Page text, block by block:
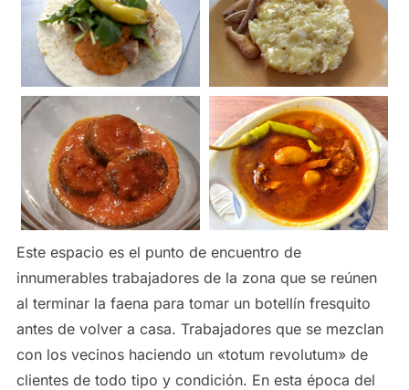
Este espacio es el punto de encuentro de
innumerables trabajadores de la zona que se reúnen
al terminar la faena para tomar un botellín fresquito
antes de volver a casa. Trabajadores que se mezclan
con los vecinos haciendo un «totum revolutum» de
clientes de todo tipo y condición. En esta época del